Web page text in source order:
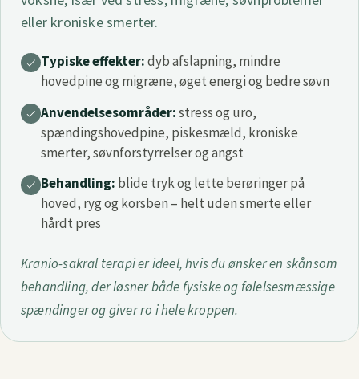
eller kroniske smerter.
Typiske effekter:dyb afslapning, mindre
hovedpine og migræne, øget energi og bedre søvn
Anvendelsesområder:stress og uro,
spændingshovedpine, piskesmæld, kroniske
smerter, søvnforstyrrelser og angst
Behandling: blide tryk og lette berøringer på
hoved, ryg og korsben – helt uden smerte eller
hårdt pres
Kranio-sakral terapi er ideel, hvis du ønsker en skånsom
behandling, der løsner både fysiske og følelsesmæssige
spændinger og giver ro i hele kroppen.